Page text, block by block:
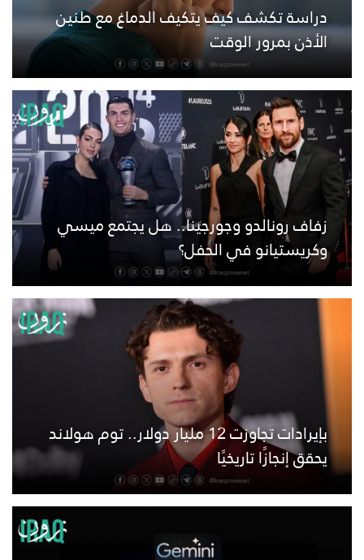
دراسة تكشف كيف يتكيف الدماغ مع طنين
الأذن بمرور الوقت
زفاف رونالدو وجورجينا.. هل يجتمع ميسي
وكريستيانو في الحفل؟
بإيرادات تجاوزت 12 مليار دولار.. توم هولاند
يحقق إنجازًا تاريخيًا